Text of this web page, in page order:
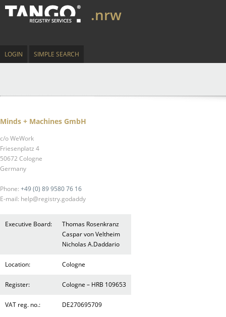
.nrw
LOGIN SIMPLE SEARCH
Minds + Machines GmbH
c/o WeWork
Friesenplatz 4
50672 Cologne
Germany
Phone: +49 (0) 89 9580 76 16
E-mail: help@registry.godaddy
Executive Board:
Thomas Rosenkranz
Caspar von Veltheim
Nicholas A.Daddario
Location: Cologne
Register: Cologne – HRB 109653
VAT reg. no.: DE270695709